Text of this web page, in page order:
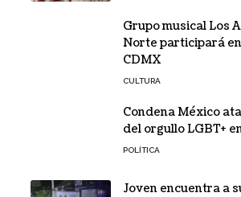
Grupo musical Los
Norte participará
CDMX
CULTURA
Condena México
del orgullo LGBT+
POLÍTICA
Joven encuentra a